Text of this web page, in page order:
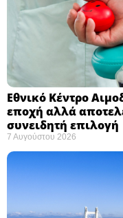
Εθνικό Κέντρο
εποχή αλλά
συνειδητή επιλογή ​
7 Αυγούστου 2026